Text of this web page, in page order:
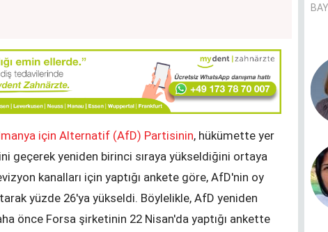
için Alternatif (AfD) Partisinin, hükümette yer
geçerek yeniden birinci sıraya yükseldiğini ortaya
kanalları için yaptığı ankete göre, AfD'nin oy
yüzde 26'ya yükseldi. Böylelikle, AfD yeniden
önce Forsa şirketinin 22 Nisan'da yaptığı ankette
Pandemie und Migrationshintergrund
- (k)ein Zusammenhang?
CANER AVER
Dilimin sınırları dünyamın
sınırlarıdır